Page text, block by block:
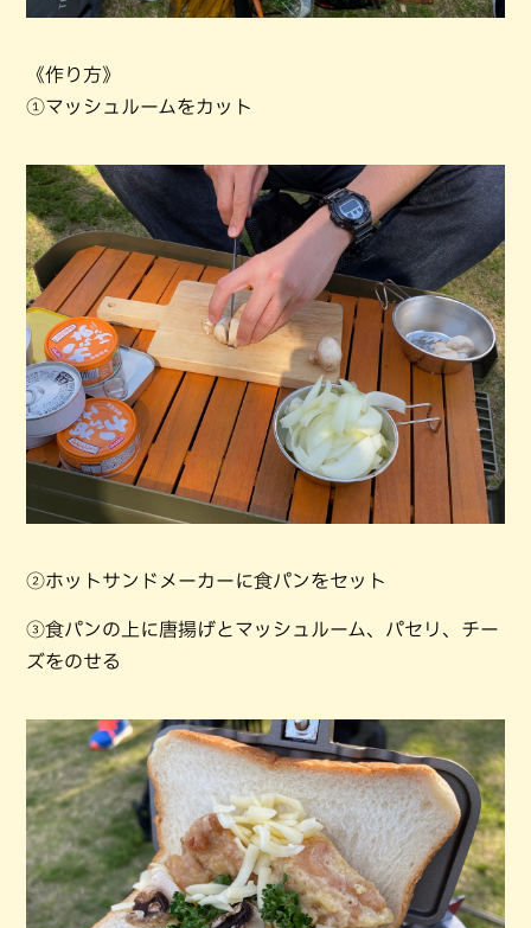
《作り方》
①マッシュルームをカット
②ホットサンドメーカーに食パンをセット
③食パンの上に唐揚げとマッシュルーム、パセリ、チー
ズをのせる